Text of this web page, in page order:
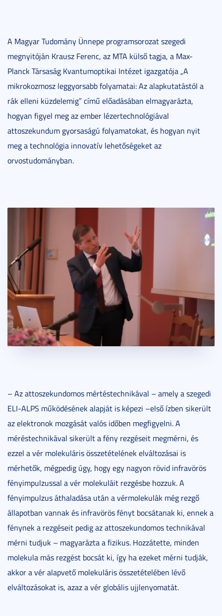
A Magyar Tudomány Ünnepe programsorozat szegedi
megnyitóján Krausz Ferenc, az MTA külső tagja, a Max-
Planck Társaság Kvantumoptikai Intézet igazgatója „A
mikrokozmosz leggyorsabb folyamatai: Az alapkutatástól a
rák elleni küzdelemig” című előadásában elmagyarázta,
hogyan figyel meg az ember lézertechnológiával
attoszekundum gyorsaságú folyamatokat, és hogyan nyit
meg a technológia innovatív lehetőségeket az
orvostudományban.
– Az attoszekundomos mértéstechnikával – amely a szegedi
ELI-ALPS működésének alapját is képezi –első ízben sikerült
az elektronok mozgását valós időben megfigyelni. A
méréstechnikával sikerült a fény rezgéseit megmérni, és
ezzel a vér molekuláris összetételének elváltozásai is
mérhetők, mégpedig úgy, hogy egy nagyon rövid infravörös
fényimpulzussal a vér molekuláit rezgésbe hozzuk. A
fényimpulzus áthaladása után a vérmolekulák még rezgő
állapotban vannak és infravörös fényt bocsátanak ki, ennek a
fénynek a rezgéseit pedig az attoszekundomos technikával
mérni tudjuk – magyarázta a fizikus. Hozzátette, minden
molekula más rezgést bocsát ki, így ha ezeket mérni tudják,
akkor a vér alapvető molekuláris összetételében lévő
elváltozásokat is, azaz a vér globális ujjlenyomatát.